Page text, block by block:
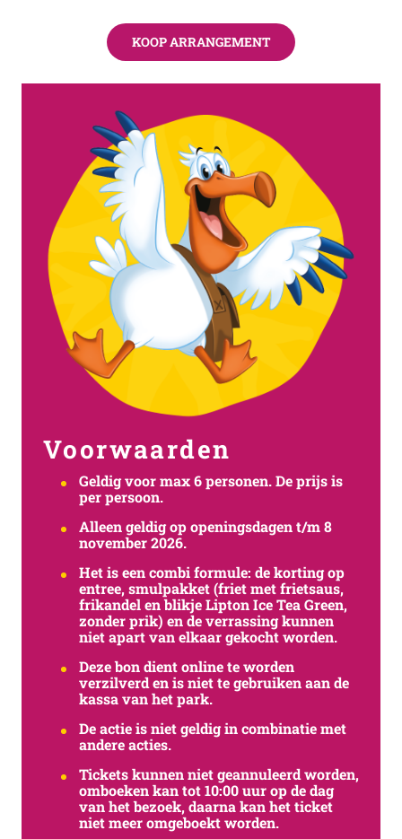
KOOP ARRANGEMENT
Voorwaarden
Geldig voor max 6 personen. De prijs is
per persoon.
Alleen geldig op openingsdagen t/m 8
november 2026.
Het is een combi formule: de korting op
entree, smulpakket (friet met frietsaus,
frikandel en blikje Lipton Ice Tea Green,
zonder prik) en de verrassing kunnen
niet apart van elkaar gekocht worden.
Deze bon dient online te worden
verzilverd en is niet te gebruiken aan de
kassa van het park.
De actie is niet geldig in combinatie met
andere acties.
Tickets kunnen niet geannuleerd worden,
omboeken kan tot 10:00 uur op de dag
van het bezoek, daarna kan het ticket
niet meer omgeboekt worden.